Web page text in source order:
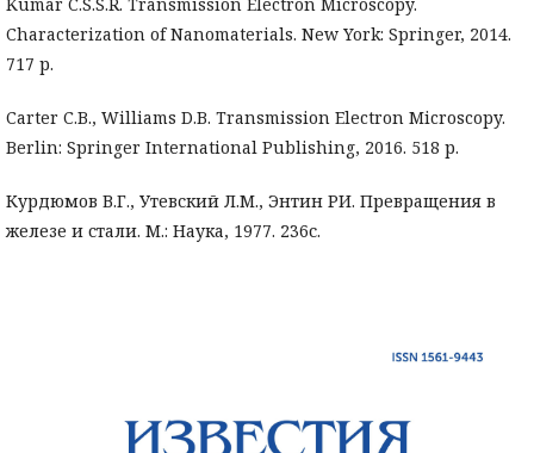
Kumar C.S.S.R. Transmission Electron Microscopy.
Characterization of Nanomaterials. New York: Springer, 2014.
717 р.
Carter C.B., Williams D.B. Transmission Electron Microscopy.
Berlin: Springer International Publishing, 2016. 518 р.
Курдюмов В.Г., Утевский Л.М., Энтин РИ. Превращения в
железе и стали. М.: Наука, 1977. 236с.